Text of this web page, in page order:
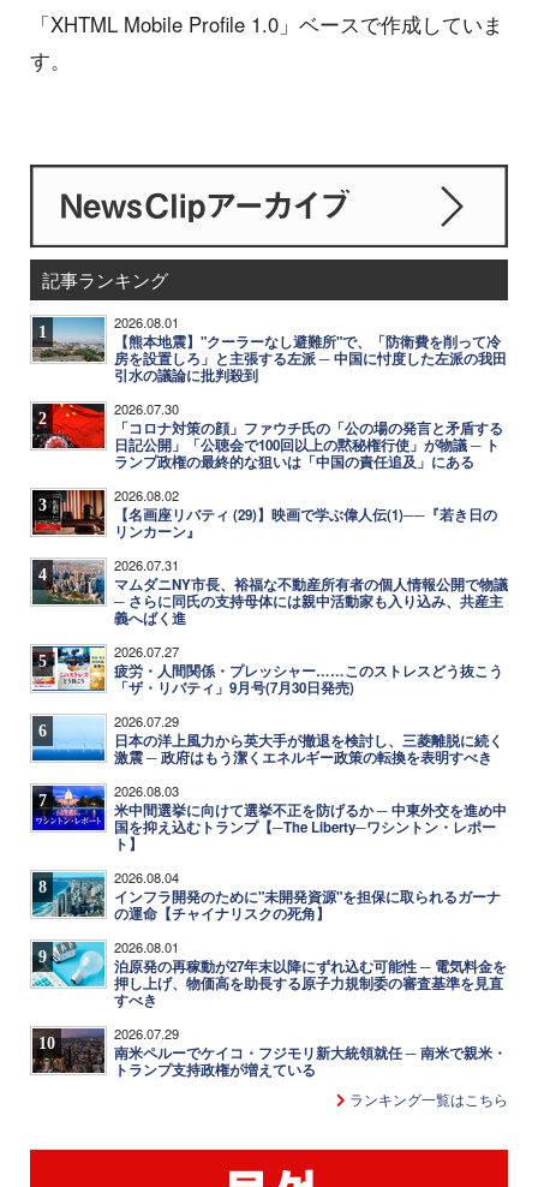
「XHTML Mobile Profile 1.0」ベースで作成していま
す。
記事ランキング
1 2026.08.01
【熊本地震】"クーラーなし避難所"で、「防衛費を削って冷
房を設置しろ」と主張する左派 ─ 中国に忖度した左派の我田
引水の議論に批判殺到
2 2026.07.30
「コロナ対策の顔」ファウチ氏の「公の場の発言と矛盾する
日記公開」「公聴会で100回以上の黙秘権行使」が物議 ─ ト
ランプ政権の最終的な狙いは「中国の責任追及」にある
3 2026.08.02
【名画座リバティ (29)】映画で学ぶ偉人伝(1)──『若き日の
リンカーン』
4 2026.07.31
マムダニNY市長、裕福な不動産所有者の個人情報公開で物議
─ さらに同氏の支持母体には親中活動家も入り込み、共産主
義へばく進
5 2026.07.27
疲労・人間関係・プレッシャー……このストレスどう抜こう
「ザ・リバティ」9月号(7月30日発売)
6 2026.07.29
日本の洋上風力から英大手が撤退を検討し、三菱離脱に続く
激震 ─ 政府はもう潔くエネルギー政策の転換を表明すべき
7 2026.08.03
米中間選挙に向けて選挙不正を防げるか ─ 中東外交を進め中
国を抑え込むトランプ【─The Liberty─ワシントン・レポー
ト】
8 2026.08.04
インフラ開発のために"未開発資源"を担保に取られるガーナ
の運命【チャイナリスクの死角】
9 2026.08.01
泊原発の再稼動が27年末以降にずれ込む可能性 ─ 電気料金を
押し上げ、物価高を助長する原子力規制委の審査基準を見直
すべき
10 2026.07.29
南米ペルーでケイコ・フジモリ新大統領就任 ─ 南米で親米・
トランプ支持政権が増えている
ランキング一覧はこちら